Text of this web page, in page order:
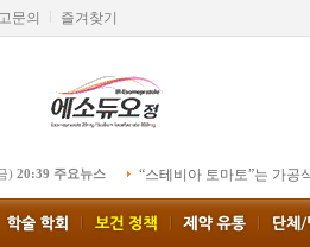
문의 즐겨찾기
) 20:39 주요뉴스 “스테비아 토마토”는 가공